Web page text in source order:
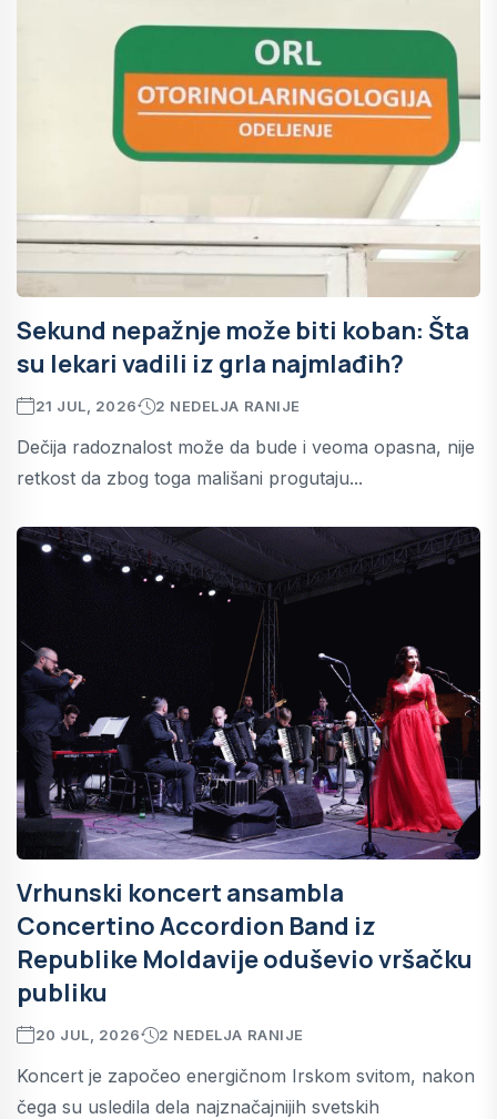
Sekund nepažnje može biti koban: Šta
su lekari vadili iz grla najmlađih?
21 JUL, 2026 2 NEDELJA RANIJE
Dečija radoznalost može da bude i veoma opasna, nije
retkost da zbog toga mališani progutaju...
Vrhunski koncert ansambla
Concertino Accordion Band iz
Republike Moldavije oduševio vršačku
publiku
20 JUL, 2026 2 NEDELJA RANIJE
Koncert je započeo energičnom Irskom svitom, nakon
čega su usledila dela najznačajnijih svetskih